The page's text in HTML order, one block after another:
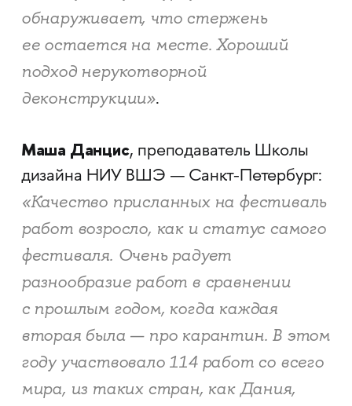
обнаруживает, что стержень
ее остается на месте. Хороший
подход нерукотворной
деконструкции».
Маша Данцис, преподаватель Школы
дизайна НИУ ВШЭ — Санкт-Петербург:
«Качество присланных на фестиваль
работ возросло, как и статус самого
фестиваля. Очень радует
разнообразие работ в сравнении
с прошлым годом, когда каждая
вторая была — про карантин. В этом
году участвовало 114 работ со всего
мира, из таких стран, как Дания,